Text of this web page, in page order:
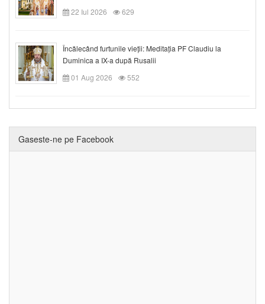
22 Iul 2026
629
Încălecând furtunile vieții: Meditația PF Claudiu la
Duminica a IX-a după Rusalii
01 Aug 2026
552
Gaseste-ne pe Facebook